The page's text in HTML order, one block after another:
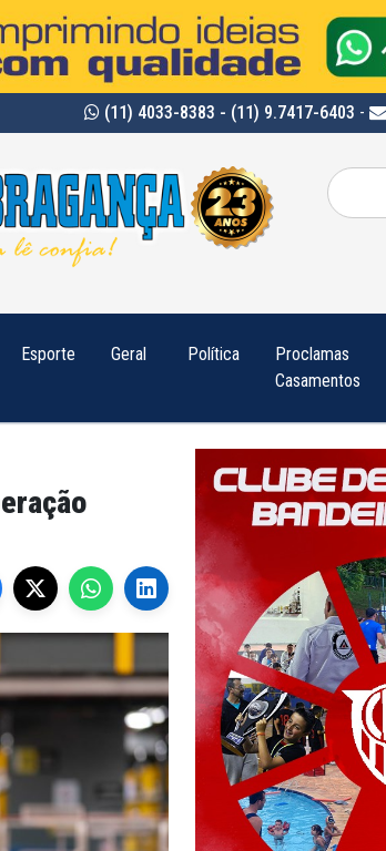
(11) 4033-8383 - (11) 9.7417-6403 -
Pesquisar
por:
Esporte Geral Política
Proclamas
Casamentos